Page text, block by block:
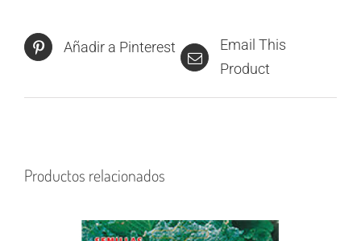
Añadir a Pinterest
Email This
Product
Productos relacionados